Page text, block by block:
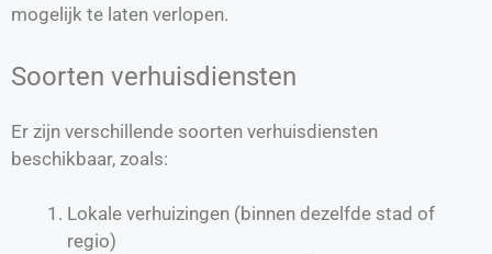
mogelijk te laten verlopen.
Soorten verhuisdiensten
Er zijn verschillende soorten verhuisdiensten
beschikbaar, zoals:
Lokale verhuizingen (binnen dezelfde stad of
regio)